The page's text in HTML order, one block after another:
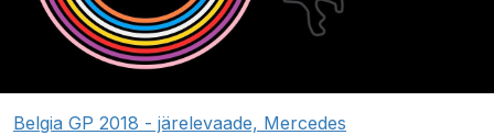
Belgia GP 2018 - järelevaade, Mercedes